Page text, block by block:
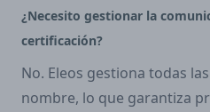
¿Necesito gestionar la
certificación?
No. Eleos gestiona todas
nombre, lo que garantiza